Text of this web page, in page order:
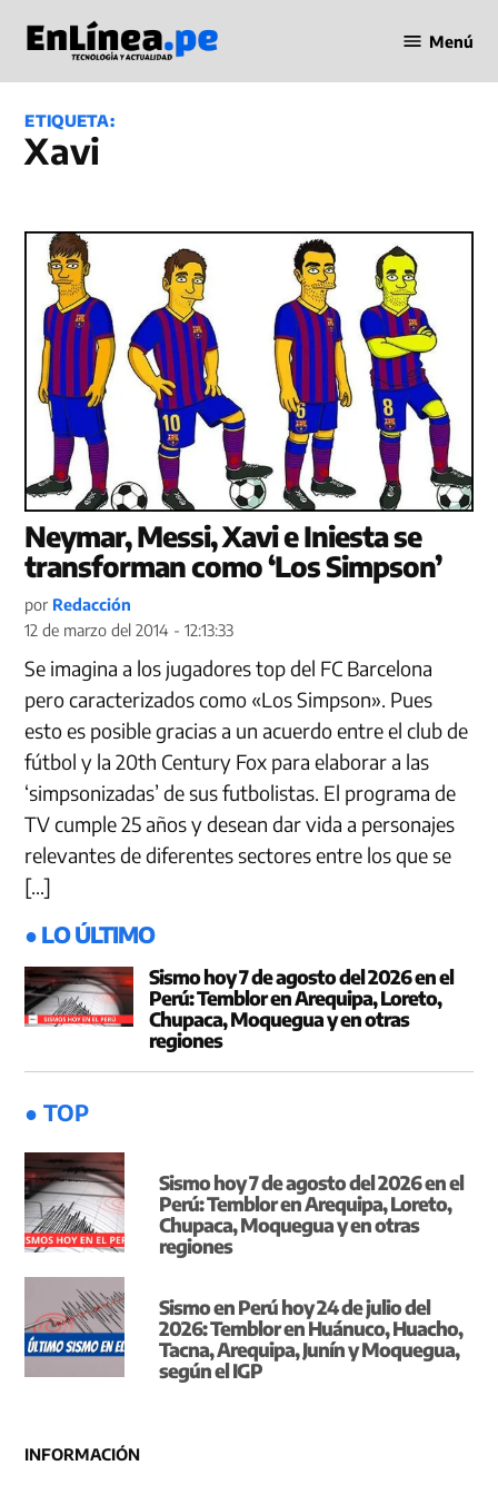
contenido
en Línea
Menú
ETIQUETA:
Xavi
Neymar, Messi, Xavi e Iniesta se
transforman como ‘Los Simpson’
por Redacción
12 de marzo del 2014 - 12:13:33
Se imagina a los jugadores top del FC Barcelona
pero caracterizados como «Los Simpson». Pues
esto es posible gracias a un acuerdo entre el club de
fútbol y la 20th Century Fox​ para elaborar a las
‘simpsonizadas’ de sus futbolistas. El programa de
TV cumple 25 años y desean dar vida a personajes
relevantes de diferentes sectores entre los que se
[…]
● LO ÚLTIMO
Sismo hoy 7 de agosto del 2026 en el
Perú: Temblor en Arequipa, Loreto,
Chupaca, Moquegua y en otras
regiones
● TOP
Sismo hoy 7 de agosto del 2026 en el
Perú: Temblor en Arequipa, Loreto,
Chupaca, Moquegua y en otras
regiones
Sismo en Perú hoy 24 de julio del
2026: Temblor en Huánuco, Huacho,
Tacna, Arequipa, Junín y Moquegua,
según el IGP
INFORMACIÓN